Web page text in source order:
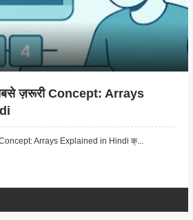
ज़रूरी Concept: Arrays
Arrays Explained in Hindi क्...